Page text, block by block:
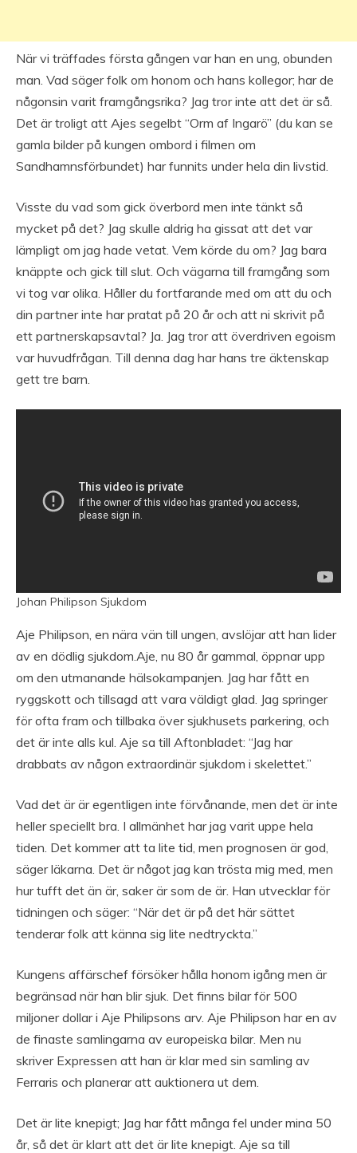
När vi träffades första gången var han en ung, obunden
man. Vad säger folk om honom och hans kollegor; har de
någonsin varit framgångsrika? Jag tror inte att det är så.
Det är troligt att Ajes segelbt “Orm af Ingarö” (du kan se
gamla bilder på kungen ombord i filmen om
Sandhamnsförbundet) har funnits under hela din livstid.
Visste du vad som gick överbord men inte tänkt så
mycket på det? Jag skulle aldrig ha gissat att det var
lämpligt om jag hade vetat. Vem körde du om? Jag bara
knäppte och gick till slut. Och vägarna till framgång som
vi tog var olika. Håller du fortfarande med om att du och
din partner inte har pratat på 20 år och att ni skrivit på
ett partnerskapsavtal? Ja. Jag tror att överdriven egoism
var huvudfrågan. Till denna dag har hans tre äktenskap
gett tre barn.
Johan Philipson Sjukdom
Aje Philipson, en nära vän till ungen, avslöjar att han lider
av en dödlig sjukdom.Aje, nu 80 år gammal, öppnar upp
om den utmanande hälsokampanjen. Jag har fått en
ryggskott och tillsagd att vara väldigt glad. Jag springer
för ofta fram och tillbaka över sjukhusets parkering, och
det är inte alls kul. Aje sa till Aftonbladet: “Jag har
drabbats av någon extraordinär sjukdom i skelettet.”
Vad det är är egentligen inte förvånande, men det är inte
heller speciellt bra. I allmänhet har jag varit uppe hela
tiden. Det kommer att ta lite tid, men prognosen är god,
säger läkarna. Det är något jag kan trösta mig med, men
hur tufft det än är, saker är som de är. Han utvecklar för
tidningen och säger: “När det är på det här sättet
tenderar folk att känna sig lite nedtryckta.”
Kungens affärschef försöker hålla honom igång men är
begränsad när han blir sjuk. Det finns bilar för 500
miljoner dollar i Aje Philipsons arv. Aje Philipson har en av
de finaste samlingarna av europeiska bilar. Men nu
skriver Expressen att han är klar med sin samling av
Ferraris och planerar att auktionera ut dem.
Det är lite knepigt; Jag har fått många fel under mina 50
år, så det är klart att det är lite knepigt. Aje sa till